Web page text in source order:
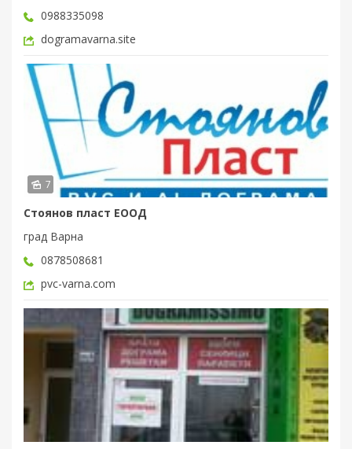
0988335098
dogramavarna.site
7
Стоянов пласт ЕООД
град Варна
0878508681
pvc-varna.com